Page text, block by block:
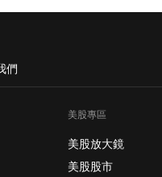
們
美股專區
美股放大鏡
美股股市